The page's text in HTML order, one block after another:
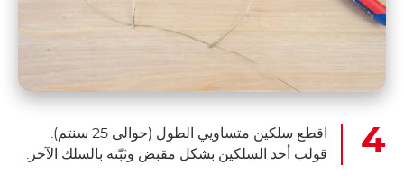
اقطع سلكين متساويي الطول (حوالى 25 سنتم).
قولب أحد السلكين بشكل مقبض وثبّته بالسلك الآخر.